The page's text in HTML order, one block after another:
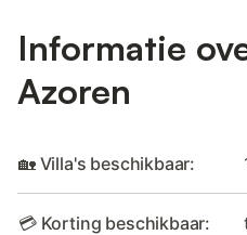
Informatie
Azoren
🏡 Villa's beschikbaar:
💳 Korting beschikbaar: